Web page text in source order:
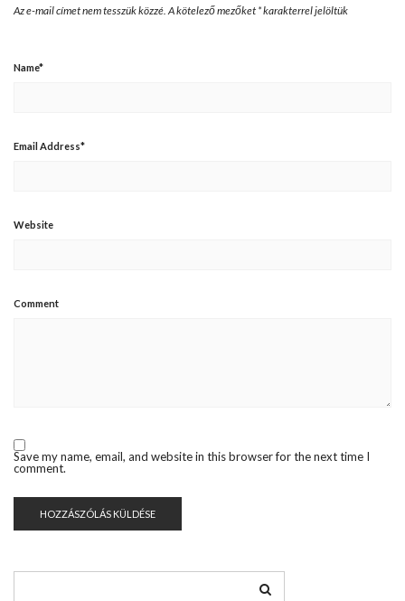
Az e-mail címet nem tesszük közzé. A kötelező mezőket *karakterrel jelöltük
Name*
Email Address*
Website
Comment
Save my name, email, and website in this browser for the next time I
comment.